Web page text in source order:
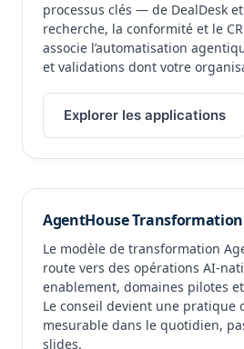
processus clés — de DealDesk
recherche, la conformité et le
associe l’automatisation
et validations dont votre
Explorer les applications
AgentHouse
Le modèle de transformation
route vers des opérations AI-
enablement, domaines pilotes
Le conseil devient une pratique
mesurable dans le quotidien,
slides.